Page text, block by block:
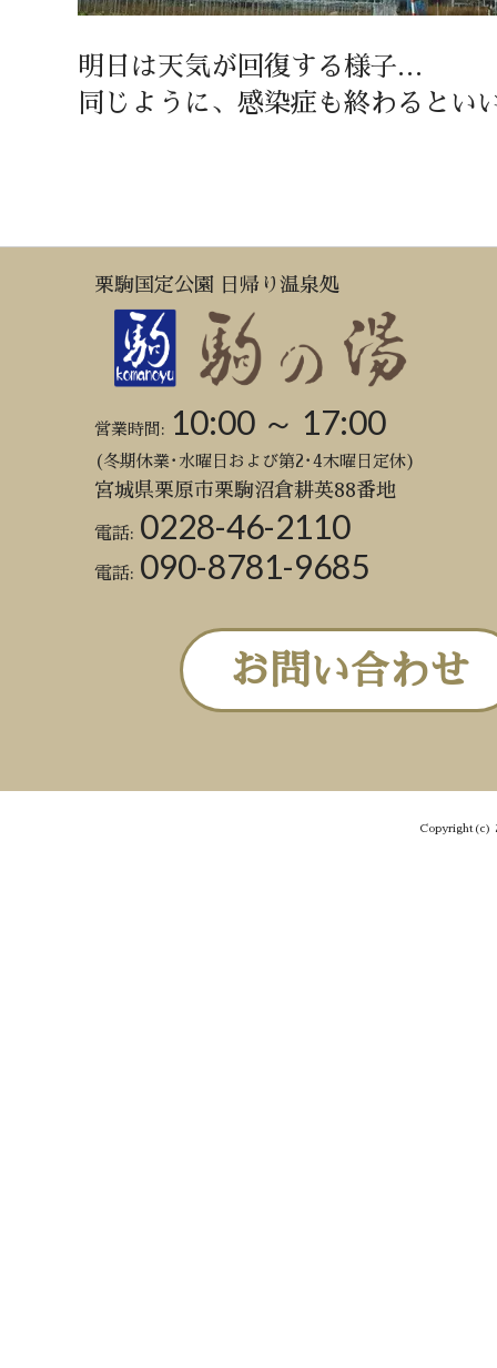
明日は天気が回復する様子…
同じように、感染症も終わるとい
栗駒国定公園 日帰り温泉処
営業時間: 10:00 ～ 17:00
(冬期休業･水曜日および第2･4木曜日定休)
宮城県栗原市栗駒沼倉耕英88番地
電話: 0228-46-2110
電話: 090-8781-9685
お問い合わせ
Copyright(c)